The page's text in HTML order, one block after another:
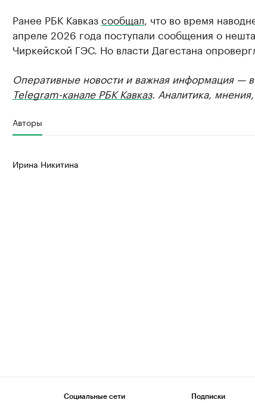
Ранее РБК Кавказсообщал , что во время
апреле 2026 года поступали сообщения о
Чиркейской ГЭС. Но власти Дагестана
Оперативные новости и важная информация —
Telegram-канале РБК Кавказ. Аналитика,
Авторы
Ирина Никитина
Социальные сети Подписки